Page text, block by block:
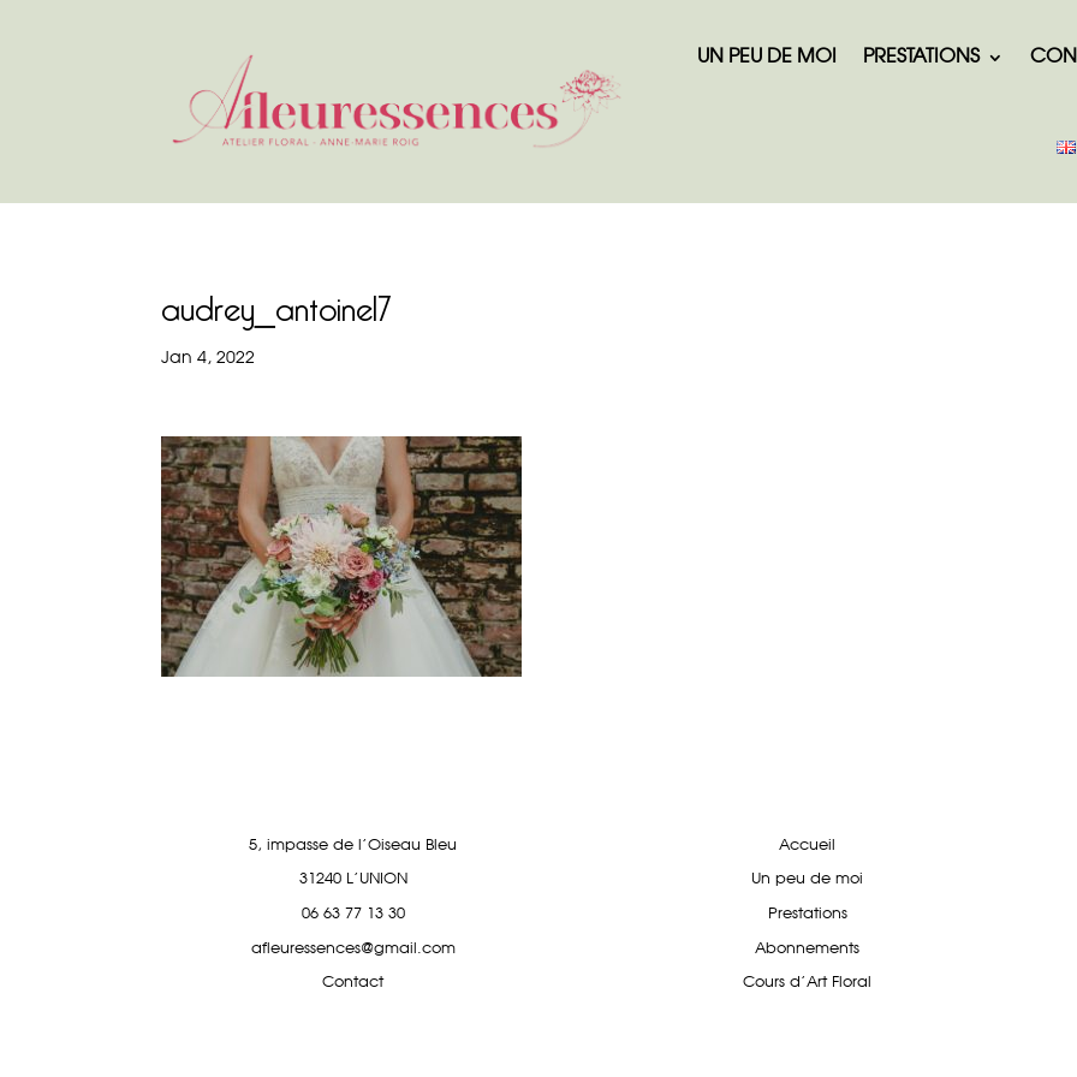
UN PEU DE MOI PRESTATIONS
audrey_antoine17
Jan 4, 2022
5, impasse de l'Oiseau Bleu
31240 L'UNION
06 63 77 13 30
afleuressences@gmail.com
Contact
Accueil
Un peu de moi
Prestations
Abonnements
Cours d'Art Floral